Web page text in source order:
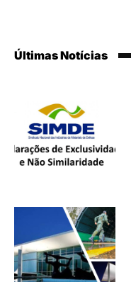
Últimas Notícias